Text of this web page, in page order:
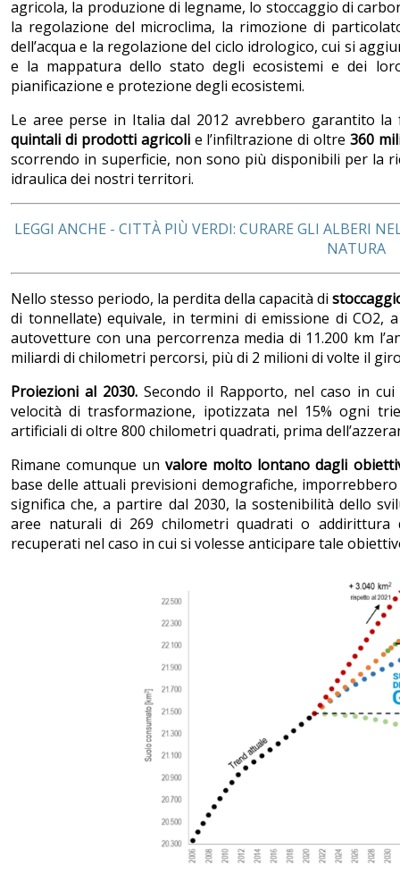
agricola, la produzione di legname, lo stoccaggio di
la regolazione del microclima, la rimozione di
dell’acqua e la regolazione del ciclo idrologico, cui si
e la mappatura dello stato degli ecosistemi e dei
pianificazione e protezione degli ecosistemi.
Le aree perse in Italia dal 2012 avrebbero garantito
quintali di prodotti agricoli e l’infiltrazione di oltre360
scorrendo in superficie, non sono più disponibili per la
idraulica dei nostri territori.
LEGGI ANCHE - CITTÀ PIÙ VERDI: CURARE GLI ALBERI
NATURA
Nello stesso periodo, la perdita della capacità di
di tonnellate) equivale, in termini di emissione di
autovetture con una percorrenza media di 11.200 km
miliardi di chilometri percorsi, più di 2 milioni di volte il
Proiezioni al 2030.Secondo il Rapporto, nel caso in
velocità di trasformazione, ipotizzata nel 15% ogni
artificiali di oltre 800 chilometri quadrati, prima
Rimane comunque unvalore molto lontano dagli
base delle attuali previsioni demografiche,
significa che, a partire dal 2030, la sostenibilità dello
aree naturali di 269 chilometri quadrati o addirittura
recuperati nel caso in cui si volesse anticipare tale